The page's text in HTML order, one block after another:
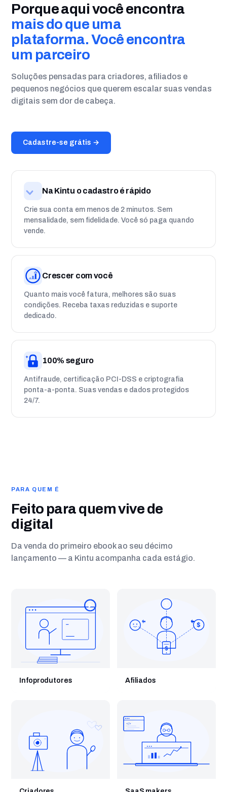
Porque aqui você encontra
mais do que uma
plataforma. Você encontra
um parceiro
Soluções pensadas para criadores, afiliados e
pequenos negócios que querem escalar suas vendas
digitais sem dor de cabeça.
Cadastre-se grátis →
Na Kintu o cadastro é rápido
Crie sua conta em menos de 2 minutos. Sem
mensalidade, sem fidelidade. Você só paga quando
vende.
Crescer com você
Quanto mais você fatura, melhores são suas
condições. Receba taxas reduzidas e suporte
dedicado.
100% seguro
Antifraude, certificação PCI-DSS e criptografia
ponta-a-ponta. Suas vendas e dados protegidos
24/7.
PARA QUEM É
Feito para quem vive de
digital
Da venda do primeiro ebook ao seu décimo
lançamento — a Kintu acompanha cada estágio.
Infoprodutores
$
$
Afiliados
</>